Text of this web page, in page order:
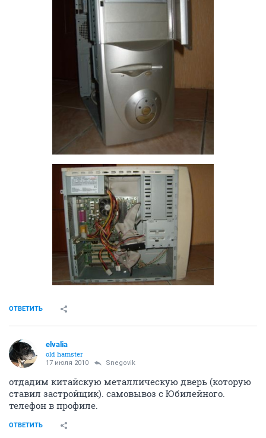
ОТВЕТИТЬ
elvalia
old hamster
17 июля 2010 Snegovik
отдадим китайскую металлическую дверь (которую
ставил застройщик). самовывоз с Юбилейного.
телефон в профиле.
ОТВЕТИТЬ